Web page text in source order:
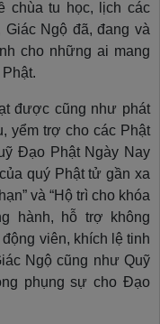
chùa tu học, lịch các
Ngộ đã, đang và
cho những ai mang
được cũng như phát
yểm trợ cho các Phật
Đạo Phật Ngày Nay
quý Phật tử gần xa
và “Hộ trì cho khóa
hành, hỗ trợ không
viên, khích lệ tinh
Ngộ cũng như Quỹ
phụng sự cho Đạo